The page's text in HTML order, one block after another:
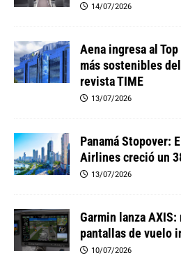
14/07/2026
Aena ingresa al
más sostenibles
revista TIME
13/07/2026
Panamá Stopover:
Airlines creció un
13/07/2026
Garmin lanza
pantallas de vuelo
10/07/2026